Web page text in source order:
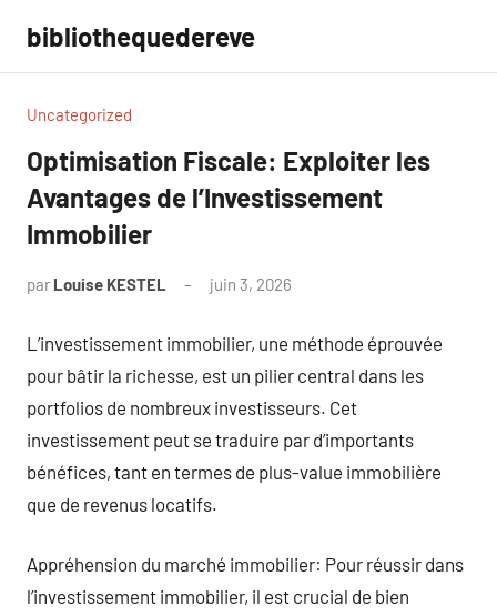
contenu
bibliothequedereve
Uncategorized
Optimisation Fiscale: Exploiter les
Avantages de l’Investissement
Immobilier
par Louise KESTEL juin 3, 2026
L’investissement immobilier, une méthode éprouvée
pour bâtir la richesse, est un pilier central dans les
portfolios de nombreux investisseurs. Cet
investissement peut se traduire par d’importants
bénéfices, tant en termes de plus-value immobilière
que de revenus locatifs.
Appréhension du marché immobilier: Pour réussir dans
l’investissement immobilier, il est crucial de bien